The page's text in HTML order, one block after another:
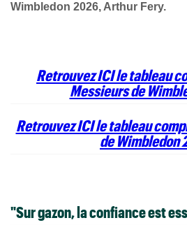
Wimbledon 2026, Arthur Fery.
Retrouvez ICI le tableau
Messieurs de
Retrouvez ICI le tableau
de Wimbledon
"Sur gazon, la confiance est